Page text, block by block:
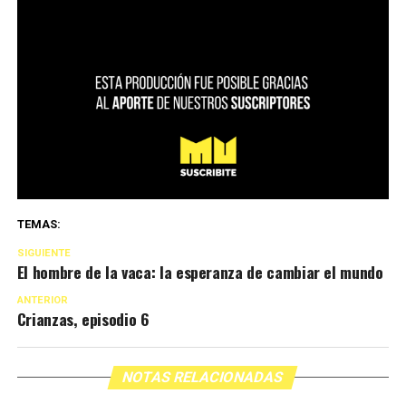
TEMAS:
SIGUIENTE
El hombre de la vaca: la esperanza de cambiar el mundo
ANTERIOR
Crianzas, episodio 6
NOTAS RELACIONADAS